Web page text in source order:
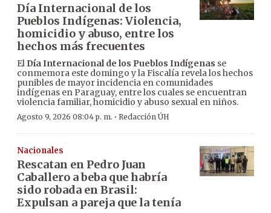
Día Internacional de los
Pueblos Indígenas: Violencia,
homicidio y abuso, entre los
hechos más frecuentes
El Día Internacional de los Pueblos Indígenas se
conmemora este domingo y la Fiscalía revela los hechos
punibles de mayor incidencia en comunidades
indígenas en Paraguay, entre los cuales se encuentran
violencia familiar, homicidio y abuso sexual en niños.
Agosto 9, 2026 08:04 p. m. · Redacción ÚH
Nacionales
Rescatan en Pedro Juan
Caballero a beba que habría
sido robada en Brasil:
Expulsan a pareja que la tenía